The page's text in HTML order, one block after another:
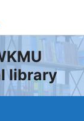
library